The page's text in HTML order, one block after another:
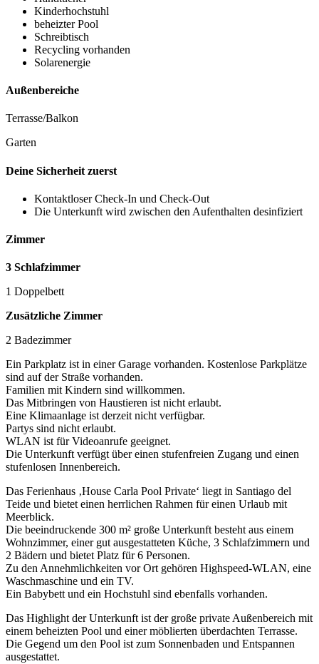
Kinderhochstuhl
beheizter Pool
Schreibtisch
Recycling vorhanden
Solarenergie
Außenbereiche
Terrasse/Balkon
Garten
Deine Sicherheit zuerst
Kontaktloser Check-In und Check-Out
Die Unterkunft wird zwischen den Aufenthalten desinfiziert
Zimmer
3 Schlafzimmer
1 Doppelbett
Zusätzliche Zimmer
2 Badezimmer
Ein Parkplatz ist in einer Garage vorhanden. Kostenlose Parkplätze
sind auf der Straße vorhanden.
Familien mit Kindern sind willkommen.
Das Mitbringen von Haustieren ist nicht erlaubt.
Eine Klimaanlage ist derzeit nicht verfügbar.
Partys sind nicht erlaubt.
WLAN ist für Videoanrufe geeignet.
Die Unterkunft verfügt über einen stufenfreien Zugang und einen
stufenlosen Innenbereich.
Das Ferienhaus ‚House Carla Pool Private‘ liegt in Santiago del
Teide und bietet einen herrlichen Rahmen für einen Urlaub mit
Meerblick.
Die beeindruckende 300 m² große Unterkunft besteht aus einem
Wohnzimmer, einer gut ausgestatteten Küche, 3 Schlafzimmern und
2 Bädern und bietet Platz für 6 Personen.
Zu den Annehmlichkeiten vor Ort gehören Highspeed-WLAN, eine
Waschmaschine und ein TV.
Ein Babybett und ein Hochstuhl sind ebenfalls vorhanden.
Das Highlight der Unterkunft ist der große private Außenbereich mit
einem beheizten Pool und einer möblierten überdachten Terrasse.
Die Gegend um den Pool ist zum Sonnenbaden und Entspannen
ausgestattet.